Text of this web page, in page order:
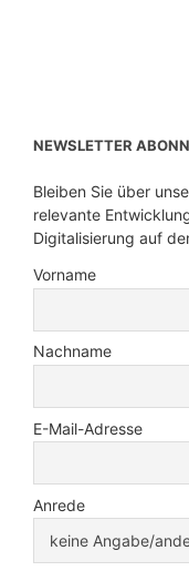
NEWSLETTER
Bleiben Sie über
relevante
Digitalisierung auf
Vorname
Nachname
E-Mail-Adresse
Anrede